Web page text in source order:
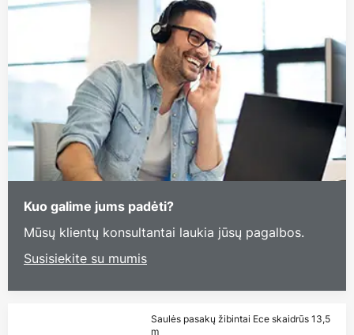
Kuo galime jums padėti?
Mūsų klientų konsultantai laukia jūsų pagalbos.
Susisiekite su mumis
Saulės pasakų žibintai Ece skaidrūs 13,5
m